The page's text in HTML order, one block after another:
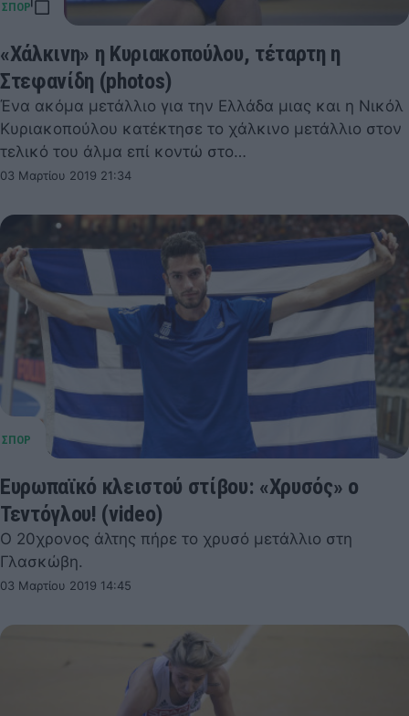
«Χάλκινη» η Κυριακοπούλου, τέταρτη η
Στεφανίδη (photos)
Ένα ακόμα μετάλλιο για την Ελλάδα μιας και η Νικόλ
Κυριακοπούλου κατέκτησε το χάλκινο μετάλλιο στον
τελικό του άλμα επί κοντώ στο…
03 Μαρτίου 2019 21:34
Ευρωπαϊκό κλειστού στίβου: «Χρυσός» ο
Τεντόγλου! (video)
Ο 20χρονος άλτης πήρε το χρυσό μετάλλιο στη
Γλασκώβη.
03 Μαρτίου 2019 14:45